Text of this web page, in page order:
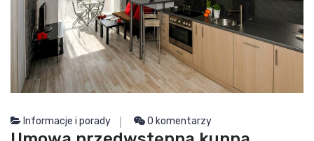
Informacje i porady 0 komentarzy